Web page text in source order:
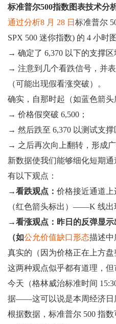
标准普尔500指数图表技术分
通过分析8 月 28 日 标准普尔
SPX 500 迷你指数) 的 4 小时
→ 确定了 6,370 以下的支撑区
→ 注意到几个看跌信号，并
（可能出现假看涨突破）。
确实，自那时起（如蓝色箭头
→ 价格假突破 6,500；
→ 然后跌至 6,370 以测试支撑
→ 之后再次向上翻转，形成广
新数据使我们能够细化短期
有以下观点：
→看跌观点： 价格接近通道
（红色箭头标出）——K 线出
→看涨观点：昨日的反弹显
（如公允价值缺口形态描述中
真实的（因为价格正在上方盘
这两种观点似乎都有道理，
今天（格林威治标准时间
据——这可以说是本周经济日
根据数据，标准普尔 500 指数